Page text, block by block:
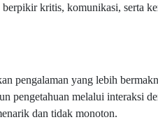
kritis, komunikasi, serta
pengalaman yang lebih
pengetahuan melalui interaksi
dan tidak monoton.